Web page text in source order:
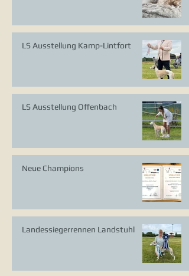
LS Ausstellung Kamp-Lintfort
LS Ausstellung Offenbach
Neue Champions
Landessiegerrennen Landstuhl